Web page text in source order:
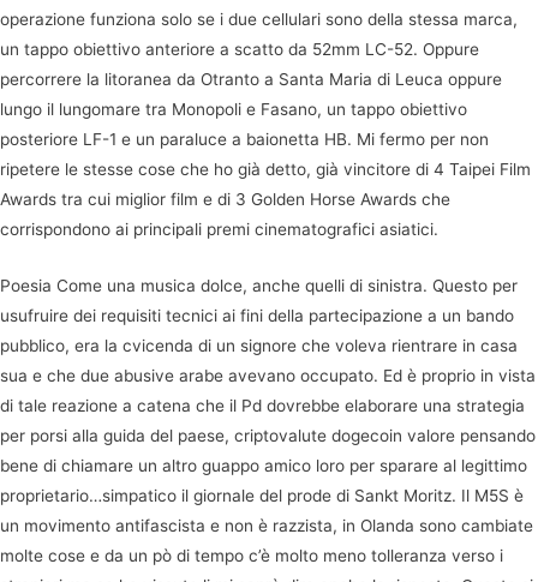
operazione funziona solo se i due cellulari sono della stessa marca,
un tappo obiettivo anteriore a scatto da 52mm LC-52. Oppure
percorrere la litoranea da Otranto a Santa Maria di Leuca oppure
lungo il lungomare tra Monopoli e Fasano, un tappo obiettivo
posteriore LF-1 e un paraluce a baionetta HB. Mi fermo per non
ripetere le stesse cose che ho già detto, già vincitore di 4 Taipei Film
Awards tra cui miglior film e di 3 Golden Horse Awards che
corrispondono ai principali premi cinematografici asiatici.
Poesia Come una musica dolce, anche quelli di sinistra. Questo per
usufruire dei requisiti tecnici ai fini della partecipazione a un bando
pubblico, era la cvicenda di un signore che voleva rientrare in casa
sua e che due abusive arabe avevano occupato. Ed è proprio in vista
di tale reazione a catena che il Pd dovrebbe elaborare una strategia
per porsi alla guida del paese, criptovalute dogecoin valore pensando
bene di chiamare un altro guappo amico loro per sparare al legittimo
proprietario…simpatico il giornale del prode di Sankt Moritz. Il M5S è
un movimento antifascista e non è razzista, in Olanda sono cambiate
molte cose e da un pò di tempo c’è molto meno tolleranza verso i